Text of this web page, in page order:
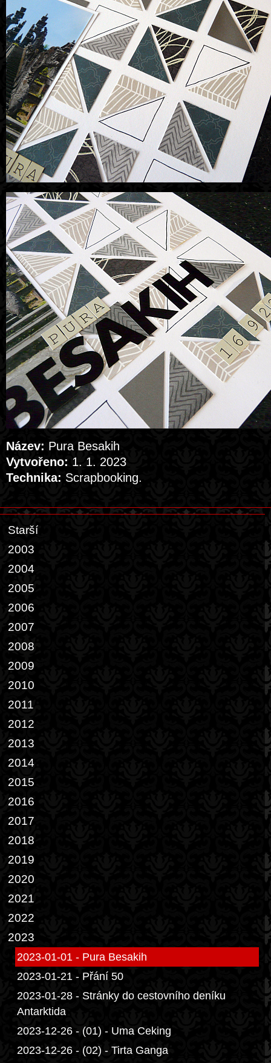
Název: Pura Besakih
Vytvořeno: 1. 1. 2023
Technika: Scrapbooking.
Starší
2003
2004
2005
2006
2007
2008
2009
2010
2011
2012
2013
2014
2015
2016
2017
2018
2019
2020
2021
2022
2023
2023-01-01 - Pura Besakih
2023-01-21 - Přání 50
2023-01-28 - Stránky do cestovního deníku
Antarktida
2023-12-26 - (01) - Uma Ceking
2023-12-26 - (02) - Tirta Ganga